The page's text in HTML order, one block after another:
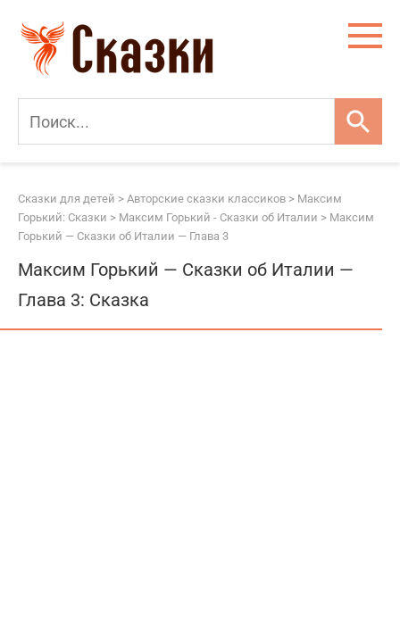
контенту
Сказки для детей > Авторские сказки классиков > Максим
Горький: Сказки > Максим Горький - Сказки об Италии > Максим
Горький — Сказки об Италии — Глава 3
Максим Горький — Сказки об Италии —
Глава 3: Сказка